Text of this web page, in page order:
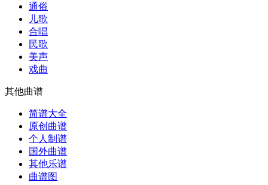
通俗
儿歌
合唱
民歌
美声
戏曲
其他曲谱
简谱大全
原创曲谱
个人制谱
国外曲谱
其他乐谱
曲谱图